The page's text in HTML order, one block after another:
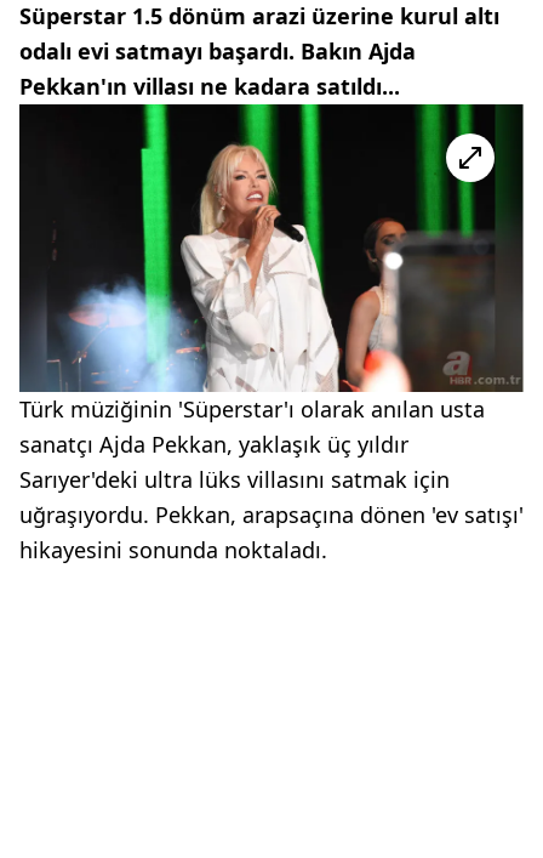
Süperstar 1.5 dönüm arazi üzerine kurul altı
odalı evi satmayı başardı. Bakın Ajda
Pekkan'ın villası ne kadara satıldı...
Türk müziğinin 'Süperstar'ı olarak anılan usta
sanatçı Ajda Pekkan, yaklaşık üç yıldır
Sarıyer'deki ultra lüks villasını satmak için
uğraşıyordu. Pekkan, arapsaçına dönen 'ev satışı'
hikayesini sonunda noktaladı.